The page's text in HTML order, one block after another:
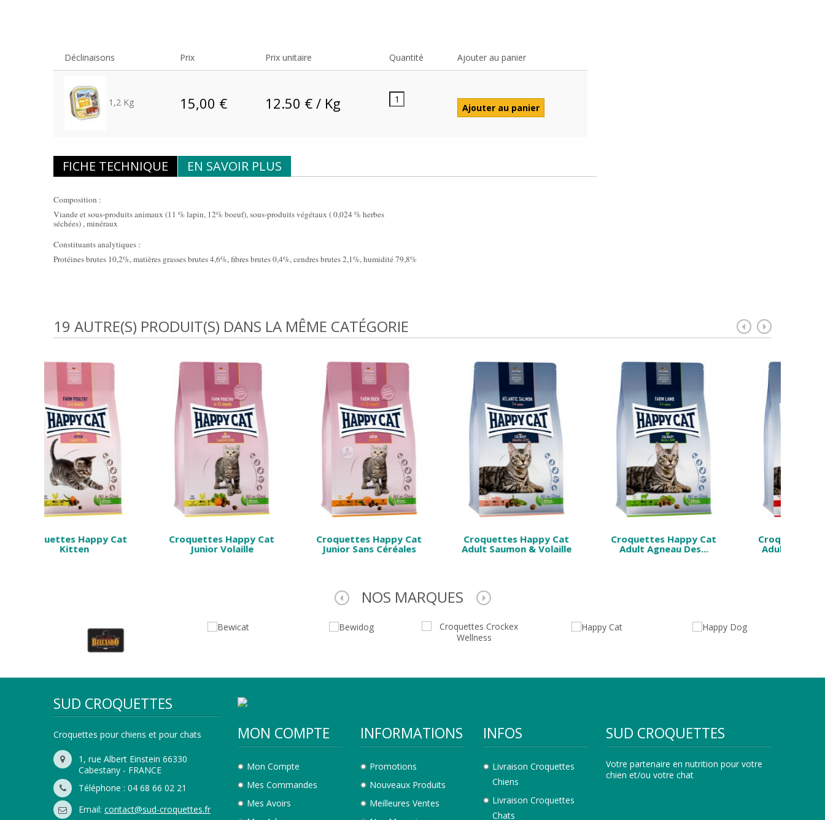
Déclinaisons Prix Prix unitaire Quantité Ajouter au panier
1,2 Kg 15,00 € 12.50 € / Kg
FICHE TECHNIQUE EN SAVOIR PLUS
Composition :
Viande et sous-produits animaux (11 % lapin, 12% boeuf), sous-produits végétaux ( 0,024 % herbes
séchées) , minéraux
Constituants analytiques :
Protéines brutes 10,2%, matières grasses brutes 4,6%, fibres brutes 0,4%, cendres brutes 2,1%, humidité 79,8%
19 AUTRE(S) PRODUIT(S) DANS LA MÊME CATÉGORIE
Croquettes Happy Cat
Junior Volaille
Croquettes Happy Cat
Junior Sans Céréales
Croquettes Happy Cat
Adult Saumon & Volaille
Croquettes Happy Cat
Adult Agneau Des...
Croquettes Happy Cat
Adult Boeuf Bavarois
NOS MARQUES
SUD CROQUETTES
Croquettes pour chiens et pour chats
1, rue Albert Einstein 66330
Cabestany - FRANCE
Téléphone : 04 68 66 02 21
Email: contact@sud-croquettes.fr
MON COMPTE
Mon Compte
Mes Commandes
Mes Avoirs
INFORMATIONS
Promotions
Nouveaux Produits
Meilleures Ventes
INFOS
Livraison Croquettes
Chiens
Livraison Croquettes
Chats
SUD CROQUETTES
Votre partenaire en nutrition pour votre
chien et/ou votre chat